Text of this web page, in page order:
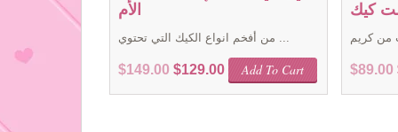
الأم
$149.00 Original
$129.00Current
price
Add To Cart
كيك
$89.00